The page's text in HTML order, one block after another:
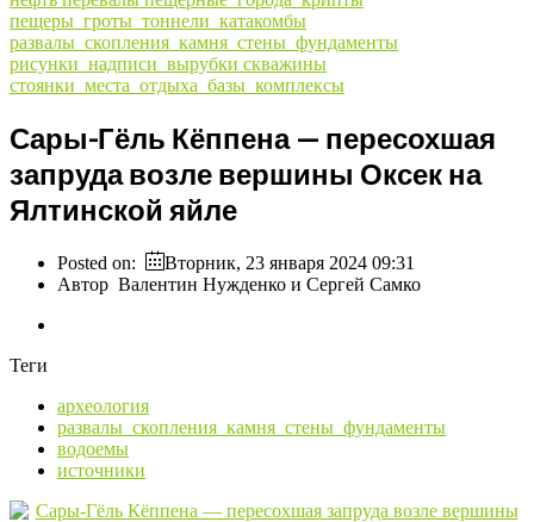
пещеры_гроты_тоннели_катакомбы
развалы_скопления_камня_стены_фундаменты
рисунки_надписи_вырубки скважины
стоянки_места_отдыха_базы_комплексы
Сары-Гёль Кёппена — пересохшая
запруда возле вершины Оксек на
Ялтинской яйле
Posted on:
Вторник, 23 января 2024 09:31
Автор Валентин Нужденко и Сергей Самко
Теги
археология
развалы_скопления_камня_стены_фундаменты
водоемы
источники